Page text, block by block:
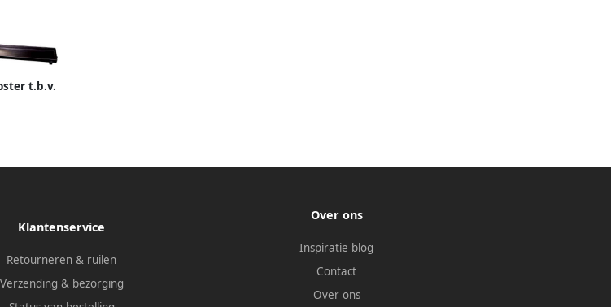
t.b.v.
Zwart
Klantenservice
Retourneren & ruilen
Verzending & bezorging
Over ons
Inspiratie blog
Contact
Over ons